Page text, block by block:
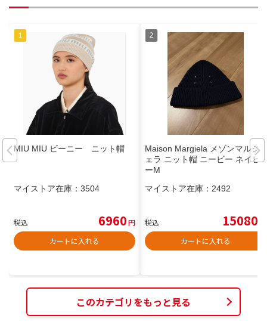
MIU MIU ビーニー ニット帽
マイストア在庫： 3504
税込 6960円
カートに入れる
Maison Margiela メゾンマルジ
ェラ ニット帽 ニービー ネイビ
ーM
マイストア在庫： 2492
税込 15080
カートに入れる
このカテゴリをもっと見る